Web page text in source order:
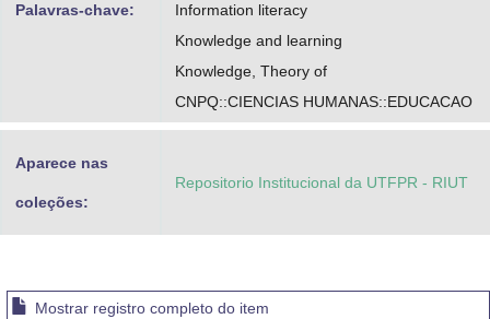
Palavras-chave:
Information literacy
Knowledge and learning
Knowledge, Theory of
CNPQ::CIENCIAS HUMANAS::EDUCACAO
Aparece nas
coleções:
Repositorio Institucional da UTFPR - RIUT
Mostrar registro completo do item